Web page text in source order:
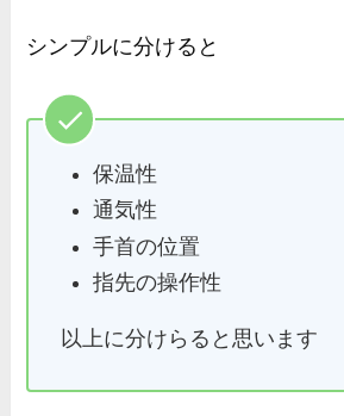
シンプルに分けると
保温性
通気性
手首の位置
指先の操作性
以上に分けらると思います